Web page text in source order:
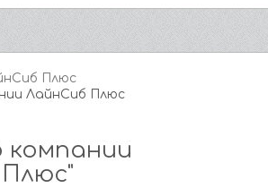
Плюс
ЛайнСиб Плюс